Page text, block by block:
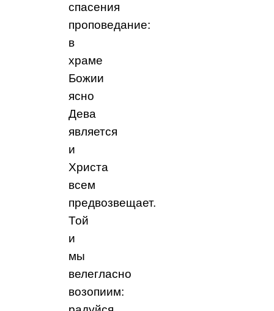
спасения
проповедание:
в
храме
Божии
ясно
Дева
является
и
Христа
всем
предвозвещает.
Той
и
мы
велегласно
возопиим: